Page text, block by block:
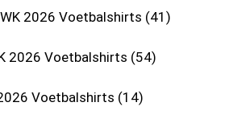
2026 Voetbalshirts 41
2026 Voetbalshirts 54
Voetbalshirts 14